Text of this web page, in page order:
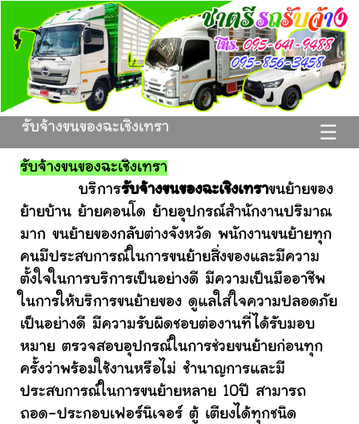
☰
รับจ้างขนของฉะเชิงเทรา
รับจ้างขนของฉะเชิงเทรา
บริการรับจ้างขนของฉะเชิงเทราขนย้ายของ
ย้ายบ้าน ย้ายคอนโด ย้ายอุปกรณ์สำนักงานปริมาณ
มาก ขนย้ายของกลับต่างจังหวัด พนักงานขนย้ายทุก
คนมีประสบการณ์ในการขนย้ายสิ่งของและมีความ
ตั้งใจในการบริการเป็นอย่างดี มีความเป็นมืออาชีพ
ในการให้บริการขนย้ายของ ดูแลใส่ใจความปลอดภัย
เป็นอย่างดี มีความรับผิดชอบต่องานที่ได้รับมอบ
หมาย ตรวจสอบอุปกรณ์ในการช่วยขนย้ายก่อนทุก
ครั้งว่าพร้อมใช้งานหรือไม่ ชำนาญการและมี
ประสบการณ์ในการขนย้ายหลาย 10ปี สามารถ
ถอด-ประกอบเฟอร์นิเจอร์ ตู้ เตียงได้ทุกชนิด